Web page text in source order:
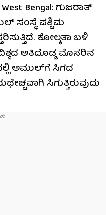
Bengal: ಗುಜರಾತ್
ಸಂಸ್ಥೆ ಪಶ್ಚಿಮ
ಕೋಲ್ಕತಾ ಬಳಿ
ಅತಿದೊಡ್ಡ ಮೊಸರಿನ
ಅಮುಲ್​ಗೆ ಸಿಗದ
ಸಿಗುತ್ತಿರುವುದು